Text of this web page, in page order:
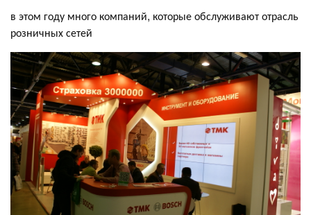
в этом году много компаний, которые обслуживают отрасль
розничных сетей